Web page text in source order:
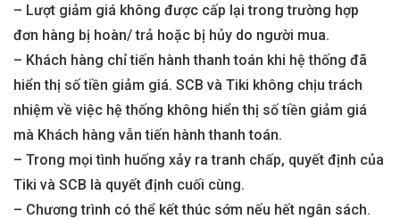
– Lượt giảm giá không được cấp lại trong trường hợp
đơn hàng bị hoàn/ trả hoặc bị hủy do người mua.
– Khách hàng chỉ tiến hành thanh toán khi hệ thống đã
hiển thị số tiền giảm giá. SCB và Tiki không chịu trách
nhiệm về việc hệ thống không hiển thị số tiền giảm giá
mà Khách hàng vẫn tiến hành thanh toán.
– Trong mọi tình huống xảy ra tranh chấp, quyết định của
Tiki và SCB là quyết định cuối cùng.
– Chương trình có thể kết thúc sớm nếu hết ngân sách.